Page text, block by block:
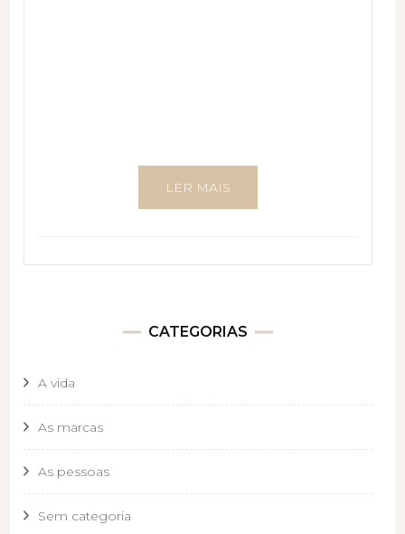
LER MAIS
CATEGORIAS
A vida
As marcas
As pessoas
Sem categoria